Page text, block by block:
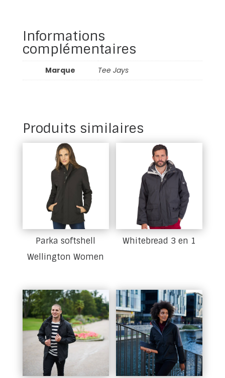
Informations
complémentaires
Marque Tee Jays
Produits similaires
Parka softshell
Wellington Women
Whitebread 3 en 1